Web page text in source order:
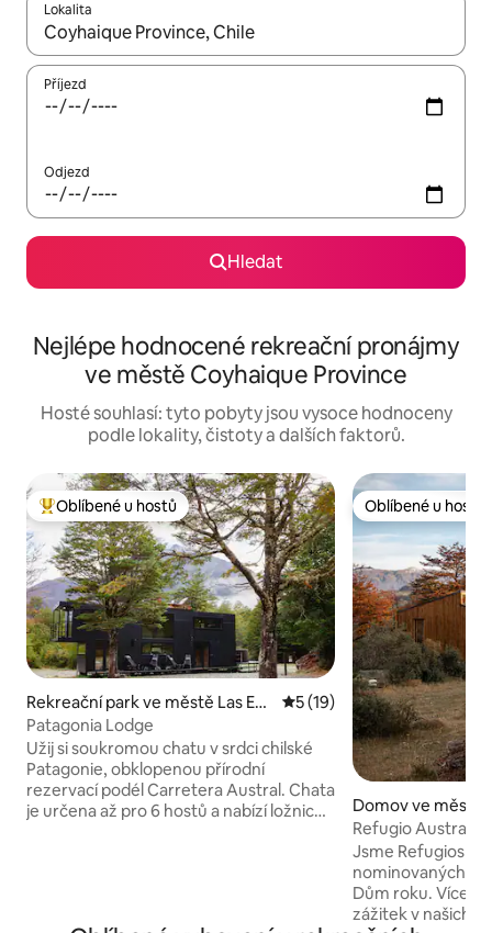
Lokalita
Až budou výsledky k dispozici, můžeš si je procházet pomocí
Příjezd
Odjezd
Hledat
Nejlépe hodnocené rekreační pronájmy
ve městě Coyhaique Province
Hosté souhlasí: tyto pobyty jsou vysoce hodnoceny
podle lokality, čistoty a dalších faktorů.
Nejlepší v kategorii Oblíbené u hostů
Oblíbené u hostů
Rekreační park ve městě Las Ens
enada
Průměrné hodnocení 5 z 5,
5 (19)
Patagonia Lodge
Užij si soukromou chatu v srdci chilské
Patagonie, obklopenou přírodní
rezervací podél Carretera Austral. Chata
je určena až pro 6 hostů a nabízí ložnice
Oblíbené u hostů
Oblíbené u hostů
Domov ve městě
tillo
Refugio Austral
Jsme Refugios
nominovaných
Dům roku. Více
zážitek v našich